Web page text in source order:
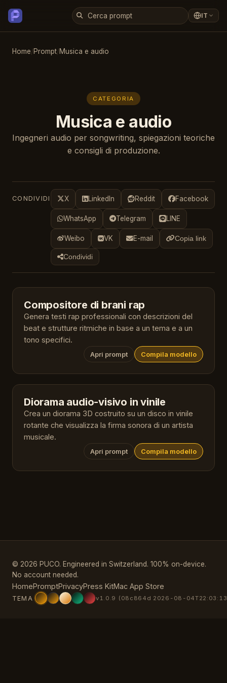
IT
Home/Prompt/Musica e audio
CATEGORIA
Musica e audio
Ingegneri audio per songwriting, spiegazioni teoriche
e consigli di produzione.
CONDIVIDI X LinkedIn Reddit Facebook
WhatsApp Telegram LINE
Weibo VK E-mail Copia link
Condividi
Compositore di brani rap
Genera testi rap professionali con descrizioni del
beat e strutture ritmiche in base a un tema e a un
tono specifici.
Apri prompt Compila modello
Diorama audio-visivo in vinile
Crea un diorama 3D costruito su un disco in vinile
rotante che visualizza la firma sonora di un artista
musicale.
Apri prompt Compila modello
© 2026 PUCO. Engineered in Switzerland. 100% on-device.
No account needed.
HomePromptPrivacyPress KitMac App Store
TEMA v1.0.9 (08c864d 2026-08-